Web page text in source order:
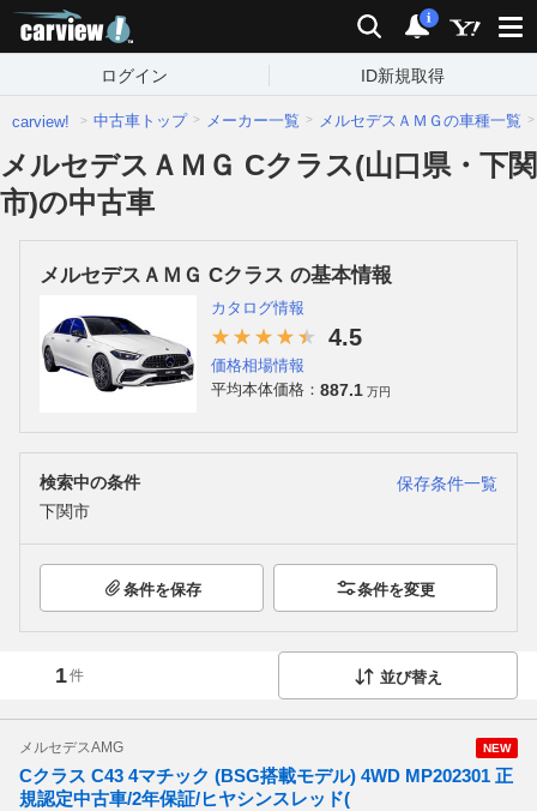
検索 通知
i
ログイン ID新規取得
carview! 中古車トップ メーカー一覧 メルセデスＡＭＧの車種一覧
メルセデスＡＭＧ Cクラス(山口県・下関
市)の中古車
メルセデスＡＭＧ Cクラス の基本情報
カタログ情報
4.5
価格相場情報
平均本体価格： 887.1 万円
検索中の条件
保存条件一覧
下関市
条件を保存 条件を変更
1件 並び替え
NEW
メルセデスAMG
Cクラス C43 4マチック (BSG搭載モデル) 4WD MP202301 正
規認定中古車/2年保証/ヒヤシンスレッド(